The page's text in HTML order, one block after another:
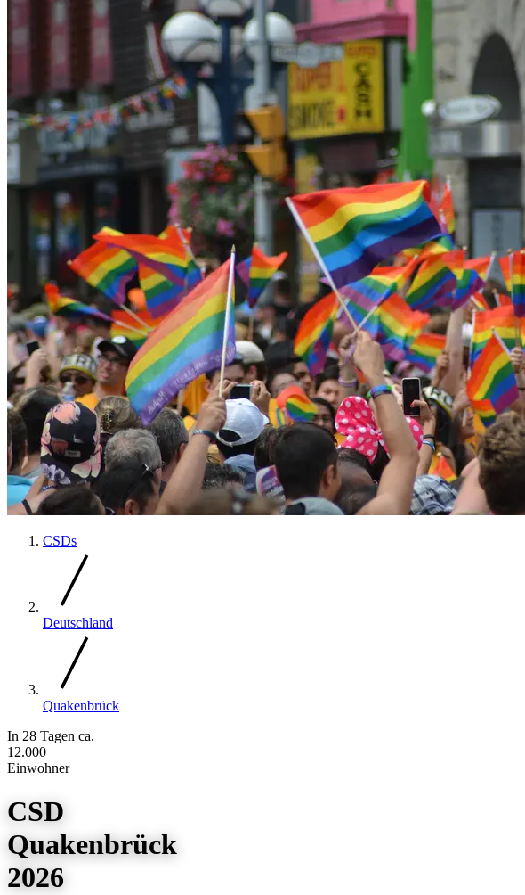
CSDs
Deutschland
Quakenbrück
In 28 Tagen ca.
12.000
Einwohner
CSD
Quakenbrück
2026